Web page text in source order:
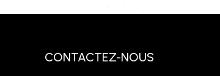
CONTACTEZ-NOUS